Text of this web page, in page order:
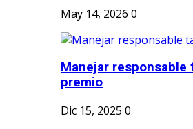
May 14, 2026 0
Manejar responsable
premio
Dic 15, 2025 0